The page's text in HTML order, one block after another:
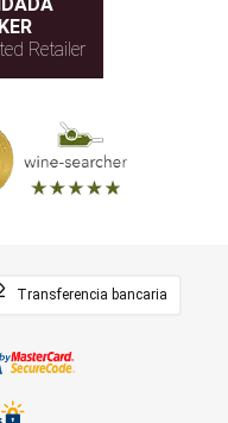
Retailer
Transferencia bancaria